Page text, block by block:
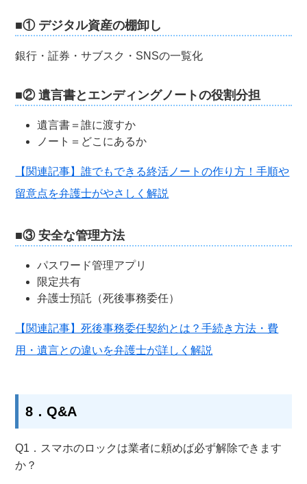
■① デジタル資産の棚卸し
銀行・証券・サブスク・SNSの一覧化
■② 遺言書とエンディングノートの役割分担
遺言書＝誰に渡すか
ノート＝どこにあるか
【関連記事】誰でもできる終活ノートの作り方！手順や
留意点を弁護士がやさしく解説
■③ 安全な管理方法
パスワード管理アプリ
限定共有
弁護士預託（死後事務委任）
【関連記事】死後事務委任契約とは？手続き方法・費
用・遺言との違いを弁護士が詳しく解説
8．Q&A
Q1．スマホのロックは業者に頼めば必ず解除できます
か？